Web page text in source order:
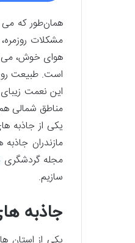
همان‌طور که می­
مشکلات
هوای خوش، می
است. طبیعت
این نعمت
مناطق شمالی
یکی از جاذبه
مازندران
مجله گردشگری
سازیم.
جاذبه­